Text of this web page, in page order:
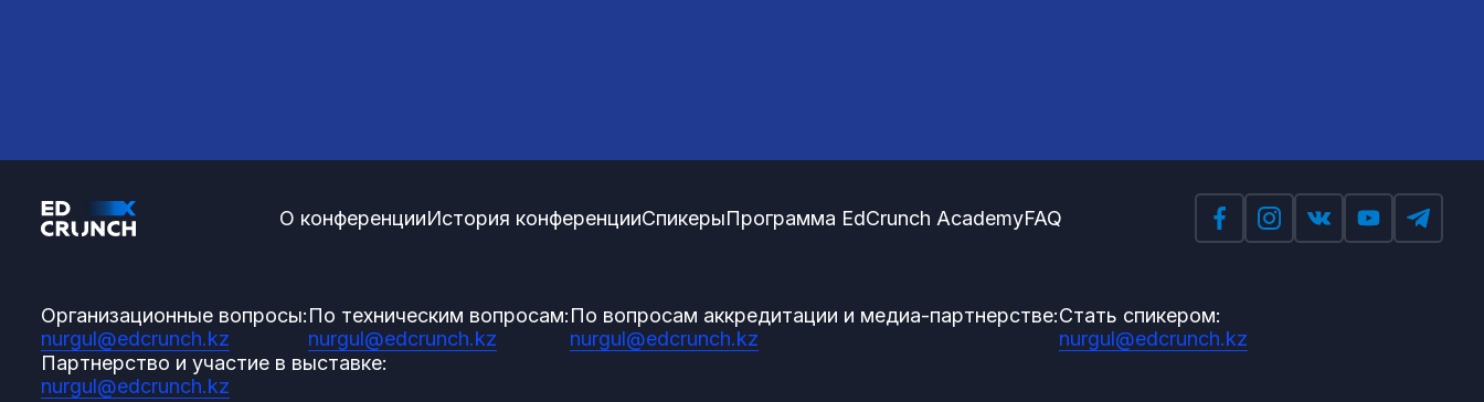
О конференцииИстория конференцииСпикерыПрограмма EdCrunch AcademyFAQ
Организационные вопросы:
nurgul@edcrunch.kz
По техническим вопросам:
nurgul@edcrunch.kz
По вопросам аккредитации и медиа-партнерстве:
nurgul@edcrunch.kz
Стать спикером:
nurgul@edcrunch.kz
Партнерство и участие в выставке:
nurgul@edcrunch.kz